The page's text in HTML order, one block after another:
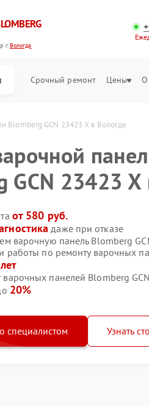
г.Вологда
Срочный ремонт Цены О
Blomberg GCN 23423 X в Вологде
GCN 23423 X
от 580 руб.
даже при отказе
варочную панель Blomberg
работы по ремонту варочных
панелей Blomberg
20%
специалистом Узнать